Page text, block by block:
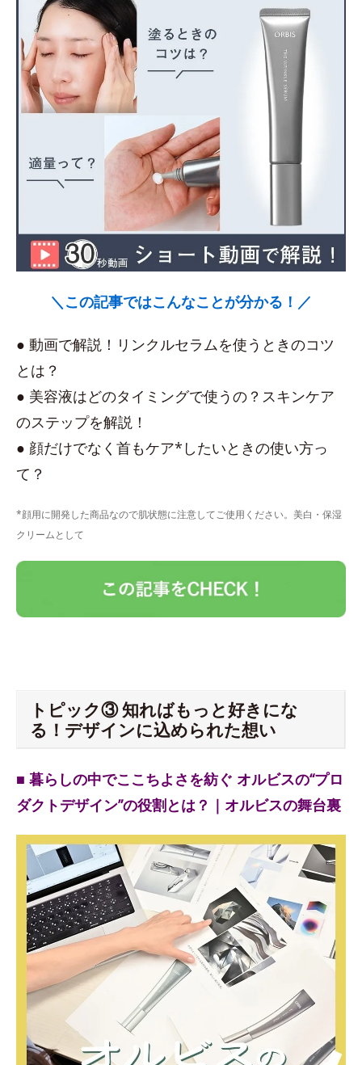
＼この記事ではこんなことが分かる！／
● 動画で解説！リンクルセラムを使うときのコツ
とは？
● 美容液はどのタイミングで使うの？スキンケア
のステップを解説！
● 顔だけでなく首もケア*したいときの使い方っ
て？
*顔用に開発した商品なので肌状態に注意してご使用ください。美白・保湿
クリームとして
トピック③ 知ればもっと好きにな
る！デザインに込められた想い
■ 暮らしの中でここちよさを紡ぐ オルビスの“プロ
ダクトデザイン”の役割とは？｜オルビスの舞台裏